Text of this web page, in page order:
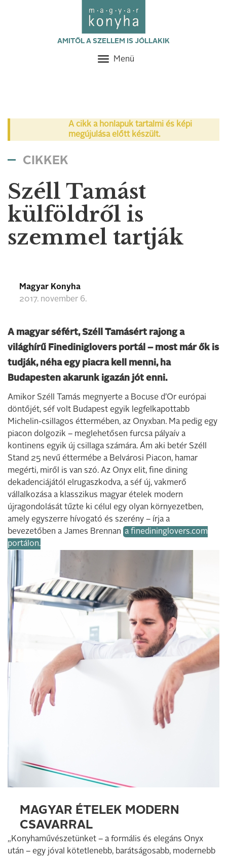
AMITŐL A SZELLEM IS JÓLLAKIK
Toggle
Menü
A cikk a honlapuk tartalmi és képi
megújulása előtt készült.
CIKKEK
Széll Tamást
külföldről is
szemmel tartják
Magyar Konyha
2017. november 6.
A magyar séfért, Széll Tamásért rajong a
világhírű Finediniglovers portál – most már ők is
tudják, néha egy piacra kell menni, ha
Budapesten akarunk igazán jót enni.
Amikor Széll Tamás megnyerte a Bocuse d’Or európai
döntőjét, séf volt Budapest egyik legfelkapottabb
Michelin-csillagos éttermében, az Onyxban. Ma pedig egy
piacon dolgozik – meglehetősen furcsa pályaív a
kontinens egyik új csillaga számára. Ám aki betér Széll
Stand 25 nevű éttermébe a Belvárosi Piacon, hamar
megérti, miről is van szó. Az Onyx elit, fine dining
dekadenciájától elrugaszkodva, a séf új, vakmerő
vállalkozása a klasszikus magyar ételek modern
újragondolását tűzte ki célul egy olyan környezetben,
amely egyszerre hívogató és szerény – írja a
bevezetőben a James Brennan a finedininglovers.com
portálon.
MAGYAR ÉTELEK MODERN
CSAVARRAL
„Konyhaművészetünket – a formális és elegáns Onyx
után – egy jóval kötetlenebb, barátságosabb, modernebb